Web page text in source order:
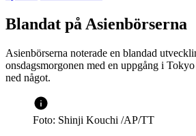
Blandat på Asienbörserna
Asienbörserna noterade en blandad
onsdagsmorgonen med en uppgång i
ned något.
Foto: Shinji Kouchi /AP/TT